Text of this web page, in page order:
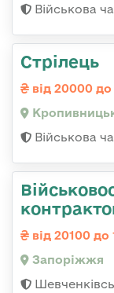
Військова
Стрілець
від 20000
Військова
від 20100
Запоріжжя